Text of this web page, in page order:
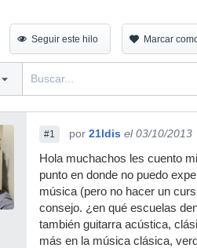
Seguir este hilo Marcar
#1 por 21ldis el 03/10/2013
Hola muchachos les cuento
punto en donde no puedo
música (pero no hacer un
consejo. ¿en qué escuelas
también guitarra acústica,
más en la música clásica,